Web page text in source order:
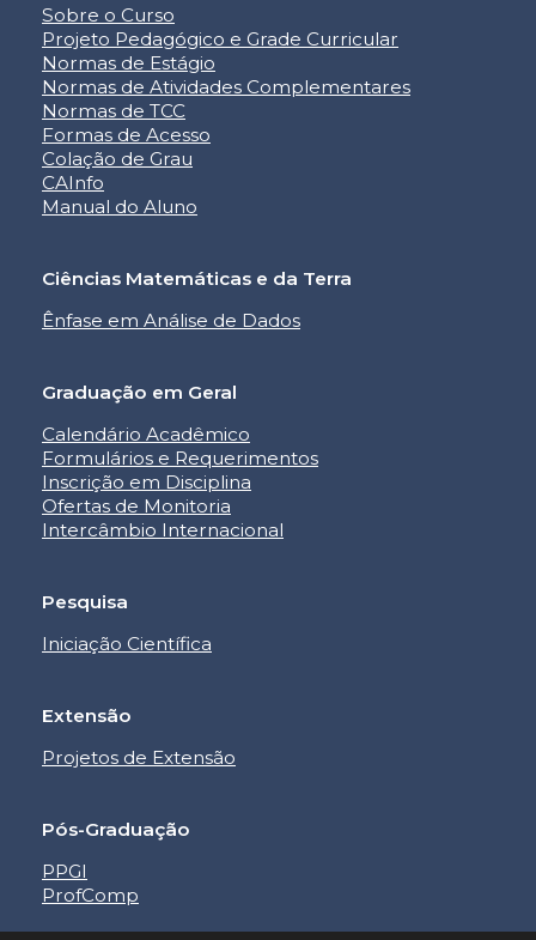
Sobre o Curso
Projeto Pedagógico e Grade Curricular
Normas de Estágio
Normas de Atividades Complementares
Normas de TCC
Formas de Acesso
Colação de Grau
CAInfo
Manual do Aluno
Ciências Matemáticas e da Terra
Ênfase em Análise de Dados
Graduação em Geral
Calendário Acadêmico
Formulários e Requerimentos
Inscrição em Disciplina
Ofertas de Monitoria
Intercâmbio Internacional
Pesquisa
Iniciação Científica
Extensão
Projetos de Extensão
Pós-Graduação
PPGI
ProfComp